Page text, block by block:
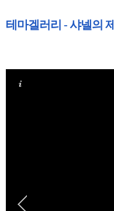
테마겔러리 - 샤넬의